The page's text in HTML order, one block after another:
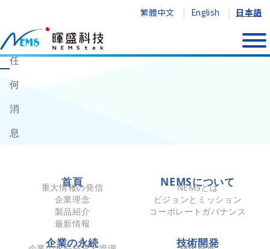
繁體中文 English 日本語
最新情報イベント情報 テクノロジー／産
無
任
何
消
息
首頁
重大情報の発信
企業理念
製品紹介
最新情報
NEMSについて
NEMSとは
ビジョンとミッション
コーポレートガバナンス
企業の永続 技術開発